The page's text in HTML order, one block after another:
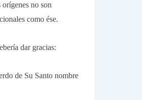
no son
como ése.
dar gracias:
de Su Santo nombre